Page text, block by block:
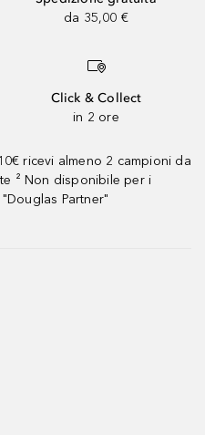
da 35,00 €
Click & Collect
in 2 ore
ricevi almeno 2 campioni da
² Non disponibile per i
Partner"